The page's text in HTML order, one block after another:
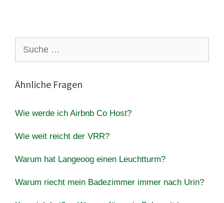
nach:
Ähnliche Fragen
Wie werde ich Airbnb Co Host?
Wie weit reicht der VRR?
Warum hat Langeoog einen Leuchtturm?
Warum riecht mein Badezimmer immer nach Urin?